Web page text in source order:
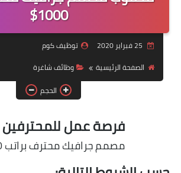
منوعات
نماذج سيرة
1000$
توظيف كوم
الصفحة الرئيسية
وظائف شاغرة
الحجم
فرصة عمل
مصمم جرافيك محترف براتب 1000$